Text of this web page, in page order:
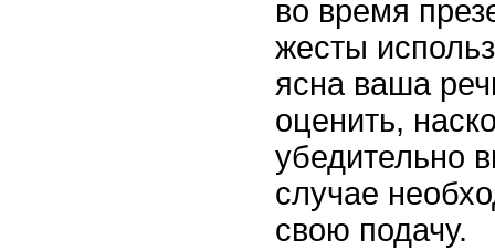
во время
жесты
ясна ваша
оценить,
убедительно
случае
свою подачу.